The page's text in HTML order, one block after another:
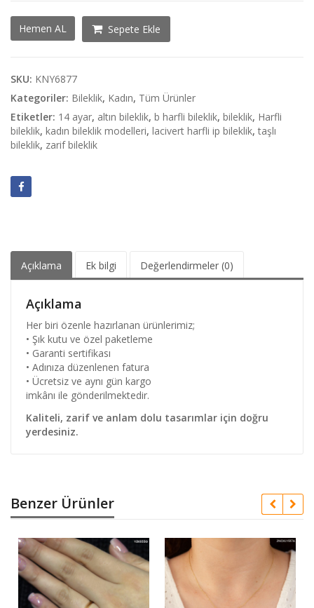
Hemen AL
Harfli
İp
Bileklik
adet
Sepete Ekle
SKU: KNY6877
Kategoriler: Bileklik, Kadın, Tüm Ürünler
Etiketler: 14 ayar, altın bileklik, b harfli bileklik, bileklik, Harfli
bileklik, kadın bileklik modelleri, lacivert harfli ip bileklik, taşlı
bileklik, zarif bileklik
Açıklama Ek bilgi Değerlendirmeler (0)
Açıklama
Her biri özenle hazırlanan ürünlerimiz;
• Şık kutu ve özel paketleme
• Garanti sertifikası
• Adınıza düzenlenen fatura
• Ücretsiz ve aynı gün kargo
imkânı ile gönderilmektedir.
Kaliteli, zarif ve anlam dolu tasarımlar için doğru
yerdesiniz.
Benzer Ürünler